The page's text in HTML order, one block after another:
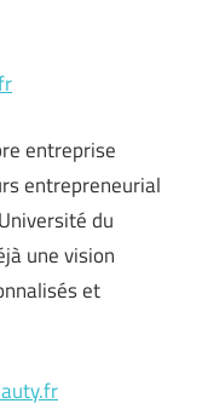
entreprise
entrepreneurial
du
une vision
et